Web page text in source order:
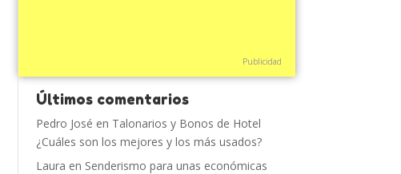
Publicidad
Últimos comentarios
Pedro José en Talonarios y Bonos de Hotel
¿Cuáles son los mejores y los más usados?
Laura en Senderismo para unas económicas